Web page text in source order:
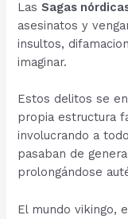
LasSagas
asesinatos y
insultos,
imaginar.
Estos delitos se
propia estructura
involucrando a
pasaban de
prolongándose
El mundo vikingo,